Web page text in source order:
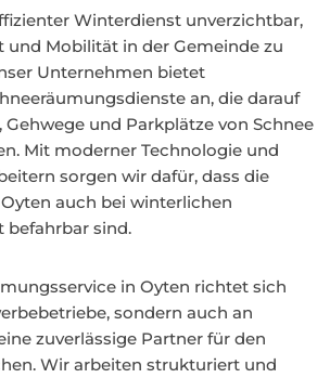
Winterdienst unverzichtbar,
und Mobilität in der Gemeinde zu
Unternehmen bietet
an, die darauf
Gehwege und Parkplätze von Schnee
Mit moderner Technologie und
sorgen wir dafür, dass die
auch bei winterlichen
befahrbar sind.
in Oyten richtet sich
sondern auch an
zuverlässige Partner für den
Wir arbeiten strukturiert und